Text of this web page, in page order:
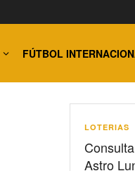
FÚTBOL
LOTERIAS
Astro